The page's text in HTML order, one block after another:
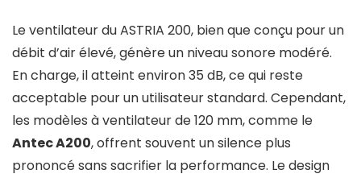
Le ventilateur du ASTRIA 200, bien que conçu pour un
débit d’air élevé, génère un niveau sonore modéré.
En charge, il atteint environ 35 dB, ce qui reste
acceptable pour un utilisateur standard. Cependant,
les modèles à ventilateur de 120 mm, comme le
Antec A200, offrent souvent un silence plus
prononcé sans sacrifier la performance. Le design